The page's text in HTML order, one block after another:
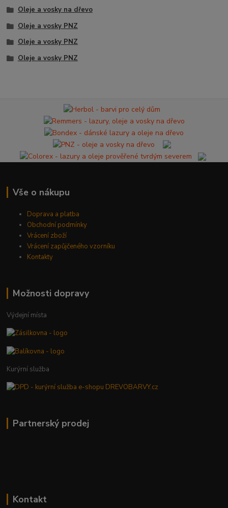
Oleje a vosky na dřevo
Oleje a vosky PNZ
Oleje a vosky PNZ
Oleje a vosky PNZ
Vše o nákupu
Doprava a platba
Obchodní podmínky
Vrácení zboží
Vrácení zapůjčeného vzorníku
Kontakty
Možnosti dopravy
Výdejní místa
Kurýrní služba
Partnerský prodej
Kontakt